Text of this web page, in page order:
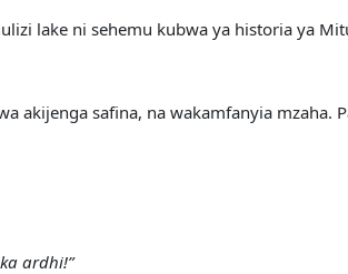
lake ni sehemu kubwa ya historia ya
akijenga safina, na wakamfanyia mzaha.
ardhi!”